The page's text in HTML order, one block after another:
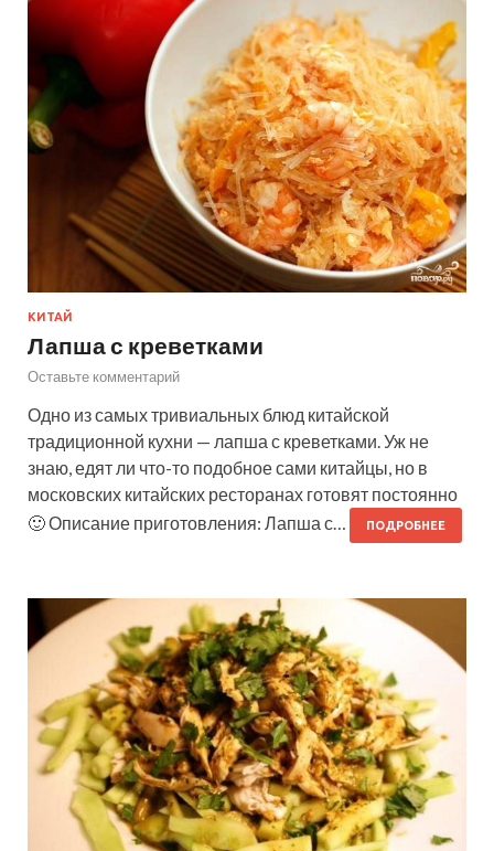
КИТАЙ
Лапша с креветками
Оставьте комментарий
Одно из самых тривиальных блюд китайской
традиционной кухни — лапша с креветками. Уж не
знаю, едят ли что-то подобное сами китайцы, но в
московских китайских ресторанах готовят постоянно
🙂 Описание приготовления: Лапша с…
ПОДРОБНЕЕ